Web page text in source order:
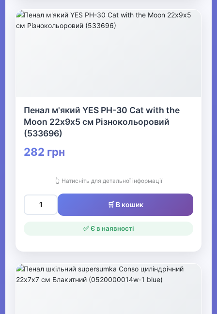
Пенал м'який YES PH-30 Cat with the
Moon 22х9х5 см Різнокольоровий
(533696)
282 грн
👆 Натисніть для детальної інформації
🛒 В кошик
✅ Є в наявності